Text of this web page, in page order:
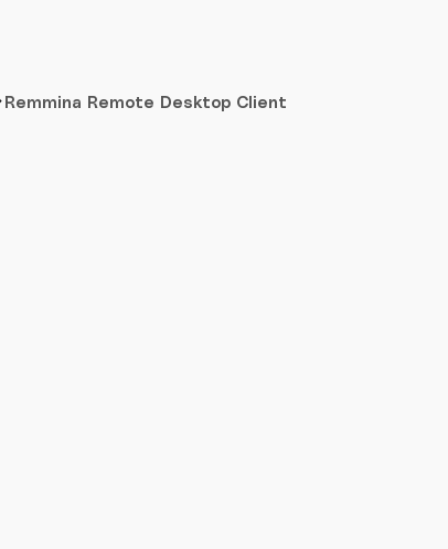
Remmina Remote Desktop Client